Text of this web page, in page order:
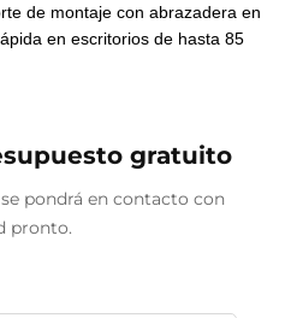
de montaje con abrazadera en
en escritorios de hasta 85
gratuito
pondrá en contacto con
pronto.